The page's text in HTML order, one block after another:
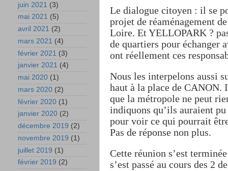
Le dialogue citoyen : il se
projet de réaménagement
Loire. Et YELLOPARK ?
de quartiers pour échanger
ont réellement ces
Nous les interpelons aussi
haut à la place de CANON.
que la métropole ne peut
indiquons qu’ils auraient
pour voir ce qui pourrait
Pas de réponse non plus.
Cette réunion s’est
s’est passé au cours des 2
juin 2021 (3)
mai 2021 (5)
avril 2021 (2)
mars 2021 (4)
février 2021 (3)
janvier 2021 (4)
mai 2020 (1)
mars 2020 (2)
février 2020 (1)
janvier 2020 (2)
décembre 2019 (2)
novembre 2019 (1)
juillet 2019 (1)
février 2019 (2)